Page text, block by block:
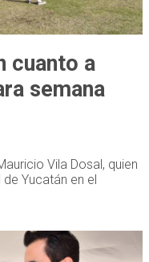
cuanto a
semana
Vila Dosal, quien
Yucatán en el